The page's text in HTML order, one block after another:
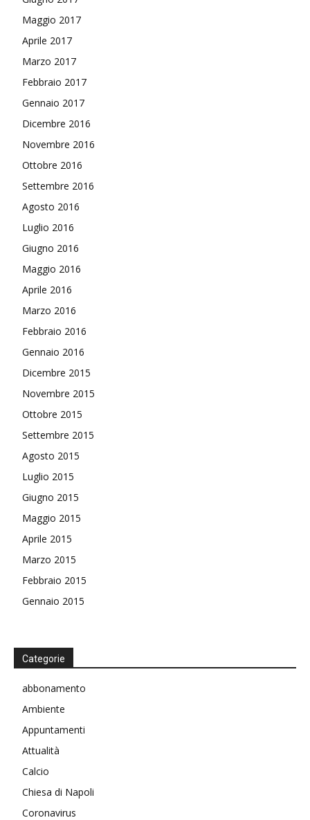
Maggio 2017
Aprile 2017
Marzo 2017
Febbraio 2017
Gennaio 2017
Dicembre 2016
Novembre 2016
Ottobre 2016
Settembre 2016
Agosto 2016
Luglio 2016
Giugno 2016
Maggio 2016
Aprile 2016
Marzo 2016
Febbraio 2016
Gennaio 2016
Dicembre 2015
Novembre 2015
Ottobre 2015
Settembre 2015
Agosto 2015
Luglio 2015
Giugno 2015
Maggio 2015
Aprile 2015
Marzo 2015
Febbraio 2015
Gennaio 2015
Categorie
abbonamento
Ambiente
Appuntamenti
Attualità
Calcio
Chiesa di Napoli
Coronavirus